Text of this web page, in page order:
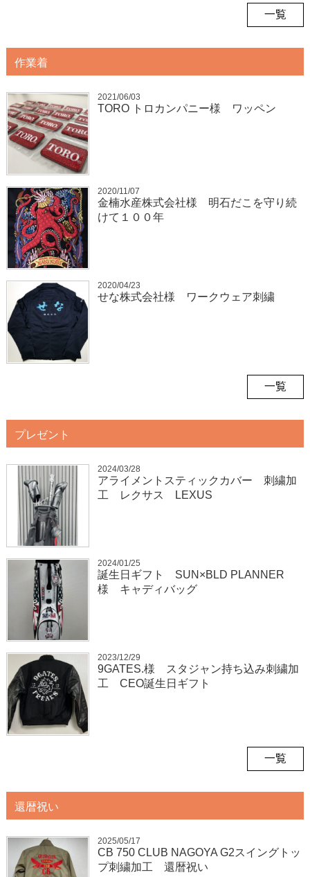
一覧
作業着
2021/06/03
TORO トロカンパニー様 ワッペン
2020/11/07
金楠水産株式会社様 明石だこを守り続
けて１００年
2020/04/23
せな株式会社様 ワークウェア刺繍
一覧
プレゼント
2024/03/28
アライメントスティックカバー 刺繍加
工 レクサス LEXUS
2024/01/25
誕生日ギフト SUN×BLD PLANNER
様 キャディバッグ
2023/12/29
9GATES.様 スタジャン持ち込み刺繍加
工 CEO誕生日ギフト
一覧
還暦祝い
2025/05/17
CB 750 CLUB NAGOYA G2スイングトッ
プ刺繍加工 還暦祝い